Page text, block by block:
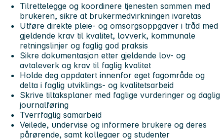
Tilrettelegge og koordinere tjenesten sammen med
brukeren, sikre at brukermedvirkningen ivaretas
Utføre direkte pleie- og omsorgsoppgaver i tråd med
gjeldende krav til kvalitet, lovverk, kommunale
retningslinjer og faglig god praksis
Sikre dokumentasjon etter gjeldende lov- og
avtaleverk og krav til faglig kvalitet
Holde deg oppdatert innenfor eget fagområde og
delta i faglig utviklings- og kvalitetsarbeid
Skrive tiltaksplaner med faglige vurderinger og daglig
journalføring
Tverrfaglig samarbeid
Veilede, undervise og informere brukere og deres
pårørende, samt kollegaer og studenter